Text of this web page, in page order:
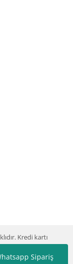
Sipariş
Kredi kartı
altındadır.